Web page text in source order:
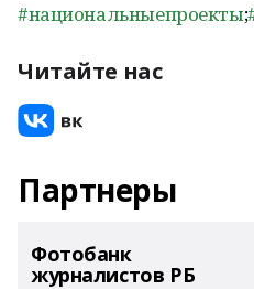
#национальныепроекты;
Читайте нас
Партнеры
Фотобанк
журналистов РБ